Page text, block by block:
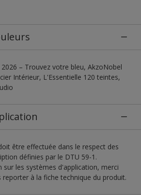
2026 – Trouvez votre bleu, AkzoNobel
Intérieur, L'Essentielle 120 teintes,
être effectuée dans le respect des
définies par le DTU 59-1.
sur les systèmes d'application, merci
reporter à la fiche technique du produit.